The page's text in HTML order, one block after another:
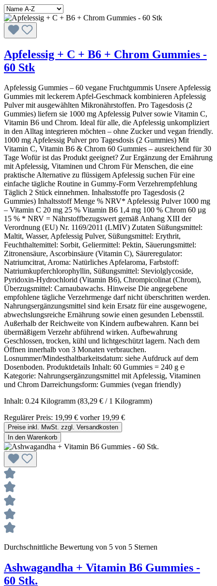
Apfelessig + C + B6 + Chrom Gummies -
60 Stk
Apfelessig Gummies – 60 vegane Fruchtgummis Unsere Apfelessig
Gummies mit leckerem Apfel-Geschmack kombinieren Apfelessig
Pulver mit ausgewählten Mikronährstoffen. Pro Tagesdosis (2
Gummies) liefern sie 1000 mg Apfelessig Pulver sowie Vitamin C,
Vitamin B6 und Chrom. Ideal für alle, die Apfelessig unkompliziert
in den Alltag integrieren möchten – ohne Zucker und vegan friendly.
1000 mg Apfelessig Pulver pro Tagesdosis (2 Gummies) Mit
Vitamin C, Vitamin B6 & Chrom 60 Gummies – ausreichend für 30
Tage Wofür ist das Produkt geeignet? Zur Ergänzung der Ernährung
mit Apfelessig, Vitaminen und Chrom Für Menschen, die eine
praktische Alternative zu flüssigem Apfelessig suchen Für eine
einfache tägliche Routine in Gummy-Form Verzehrempfehlung
Täglich 2 Stück einnehmen. Inhaltsstoffe pro Tagesdosis (2
Gummies) Inhaltsstoff Menge % NRV* Apfelessig Pulver 1000 mg
– Vitamin C 20 mg 25 % Vitamin B6 1,4 mg 100 % Chrom 60 µg
15 % * NRV = Nährstoffbezugswert gemäß Anhang XIII der
Verordnung (EU) Nr. 1169/2011 (LMIV) Zutaten Süßungsmittel:
Maltit, Wasser, Apfelessig Pulver, Süßungsmittel: Erythrit,
Feuchthaltemittel: Sorbit, Geliermittel: Pektin, Säuerungsmittel:
Zitronensäure, Ascorbinsäure (Vitamin C), Säureregulator:
Natriumcitrat, Aroma: Natürliches Apfelaroma, Farbstoff:
Natriumkupferchlorophyllin, Süßungsmittel: Steviolglycoside,
Pyridoxin-Hydrochlorid (Vitamin B6), Chrompicolinat (Chrom),
Überzugsmittel: Carnaubawachs. Hinweise Die angegebene
empfohlene tägliche Verzehrmenge darf nicht überschritten werden.
Nahrungsergänzungsmittel sind kein Ersatz für eine ausgewogene,
abwechslungsreiche Ernährung sowie einen gesunden Lebensstil.
Außerhalb der Reichweite von Kindern aufbewahren. Kann bei
übermäßigem Verzehr abführend wirken. Aufbewahrung
Geschlossen, trocken, kühl und lichtgeschützt lagern. Nach dem
Öffnen innerhalb von 3 Monaten verbrauchen.
Losnummer/Mindesthaltbarkeitsdatum: siehe Aufdruck auf dem
Dosenboden. Produktdetails Inhalt: 60 Gummies = 240 g ℮
Kategorie: Nahrungsergänzungsmittel mit Apfelessig, Vitaminen
und Chrom Darreichungsform: Gummies (vegan friendly)
Inhalt: 0.24 Kilogramm (83,29 € / 1 Kilogramm)
Regulärer Preis: 19,99 € vorher 19,99 €
Preise inkl. MwSt. zzgl. Versandkosten
In den Warenkorb
Durchschnittliche Bewertung von 5 von 5 Sternen
Ashwagandha + Vitamin B6 Gummies -
60 Stk.